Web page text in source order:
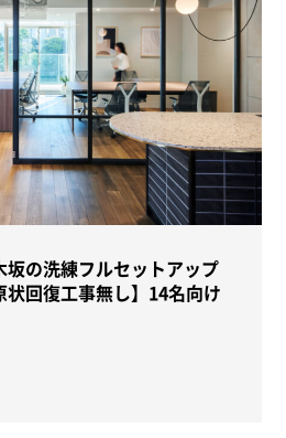
の洗練フルセットアップ
回復工事無し】14名向け